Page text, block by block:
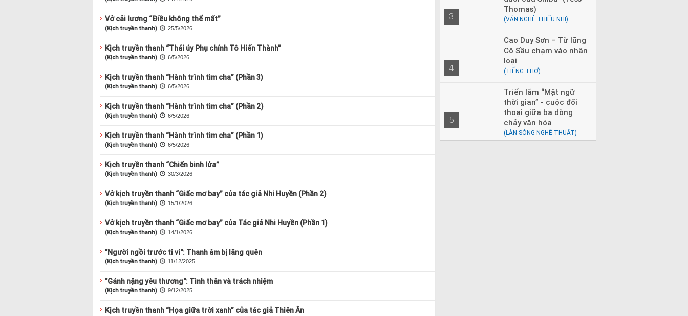
Vở cải lương “Điều không thể mất”
(Kịch truyền thanh) 25/5/2026
Kịch truyền thanh “Thái úy Phụ chính Tô Hiến Thành”
(Kịch truyền thanh) 6/5/2026
Kịch truyền thanh “Hành trình tìm cha” (Phần 3)
(Kịch truyền thanh) 6/5/2026
Kịch truyền thanh “Hành trình tìm cha” (Phần 2)
(Kịch truyền thanh) 6/5/2026
Kịch truyền thanh “Hành trình tìm cha” (Phần 1)
(Kịch truyền thanh) 6/5/2026
Kịch truyền thanh “Chiến binh lửa”
(Kịch truyền thanh) 30/3/2026
Vở kịch truyền thanh “Giấc mơ bay” của tác giả Nhi Huyền (Phần 2)
(Kịch truyền thanh) 15/1/2026
Vở kịch truyền thanh “Giấc mơ bay” của Tác giả Nhi Huyền (Phần 1)
(Kịch truyền thanh) 14/1/2026
"Người ngồi trước ti vi": Thanh âm bị lãng quên
(Kịch truyền thanh) 11/12/2025
"Gánh nặng yêu thương": Tình thân và trách nhiệm
(Kịch truyền thanh) 9/12/2025
Kịch truyền thanh “Họa giữa trời xanh” của tác giả Thiên Ân
3
Thomas)
(VĂN NGHỆ THIẾU NHI)
4
Cao Duy Sơn – Từ lũng
Cô Sầu chạm vào nhân
loại
(TIẾNG THƠ)
5
Triển lãm “Mật ngữ
thời gian” - cuộc đối
thoại giữa ba dòng
chảy văn hóa
(LÀN SÓNG NGHỆ THUẬT)